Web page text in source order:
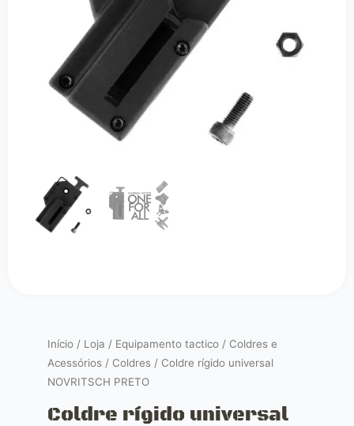
Início / Loja / Equipamento tactico / Coldres e
Acessórios / Coldres / Coldre rígido universal
NOVRITSCH PRETO
Coldre rígido universal